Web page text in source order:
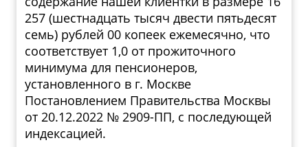
257 (шестнадцать тысяч двести пятьдесят
семь) рублей 00 копеек ежемесячно, что
соответствует 1,0 от прожиточного
минимума для пенсионеров,
установленного в г. Москве
Постановлением Правительства Москвы
от 20.12.2022 № 2909-ПП, с последующей
индексацией.